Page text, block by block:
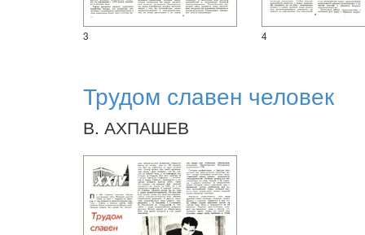
3 4
Трудом славен человек
В. АХПАШЕВ